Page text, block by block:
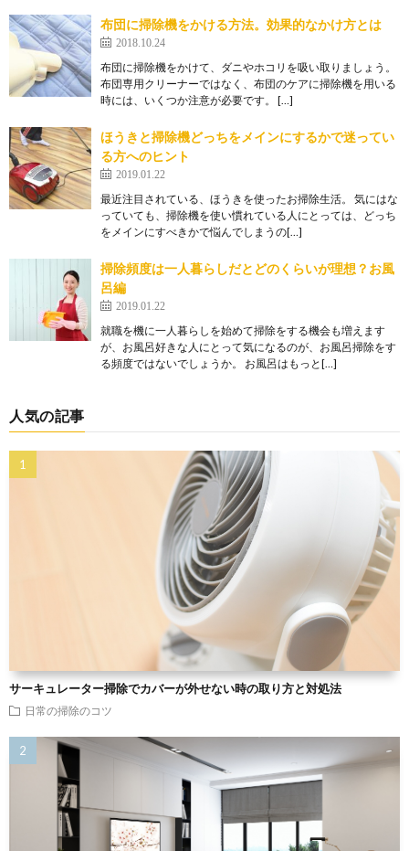
布団に掃除機をかける方法。効果的なかけ方とは
2018.10.24
布団に掃除機をかけて、ダニやホコリを吸い取りましょう。
布団専用クリーナーではなく、布団のケアに掃除機を用いる
時には、いくつか注意が必要です。 […]
ほうきと掃除機どっちをメインにするかで迷ってい
る方へのヒント
2019.01.22
最近注目されている、ほうきを使ったお掃除生活。 気にはな
っていても、掃除機を使い慣れている人にとっては、どっち
をメインにすべきかで悩んでしまうの[…]
掃除頻度は一人暮らしだとどのくらいが理想？お風
呂編
2019.01.22
就職を機に一人暮らしを始めて掃除をする機会も増えます
が、お風呂好きな人にとって気になるのが、お風呂掃除をす
る頻度ではないでしょうか。 お風呂はもっと[…]
人気の記事
サーキュレーター掃除でカバーが外せない時の取り方と対処法
日常の掃除のコツ